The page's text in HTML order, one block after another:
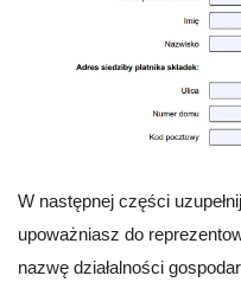
W następnej części
upoważniasz do
nazwę działalności